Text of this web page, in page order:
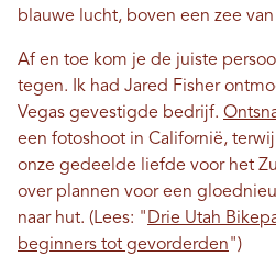
blauwe lucht, boven een zee
Af en toe kom je de juiste
tegen. Ik had Jared Fisher
Vegas gevestigde bedrijf.
een fotoshoot in Californië,
onze gedeelde liefde voor het
over plannen voor een
naar hut. (Lees: " Drie Utah
beginners tot gevorderden")